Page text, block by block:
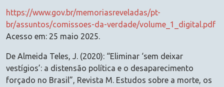
https://www.gov.br/memoriasreveladas/pt-
br/assuntos/comissoes-da-verdade/volume_1_digital.pdf
Acesso em: 25 maio 2025.
De Almeida Teles, J. (2020): “Eliminar ‘sem deixar
vestígios’: a distensão política e o desaparecimento
forçado no Brasil”, Revista M. Estudos sobre a morte, os